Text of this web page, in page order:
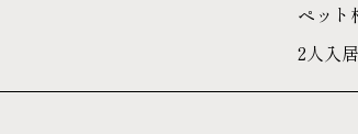
ペット
2人入